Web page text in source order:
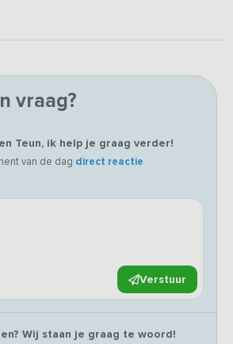
vraag?
Teun, ik help je graag verder!
van de dag direct reactie
Verstuur
Wij staan je graag te woord!